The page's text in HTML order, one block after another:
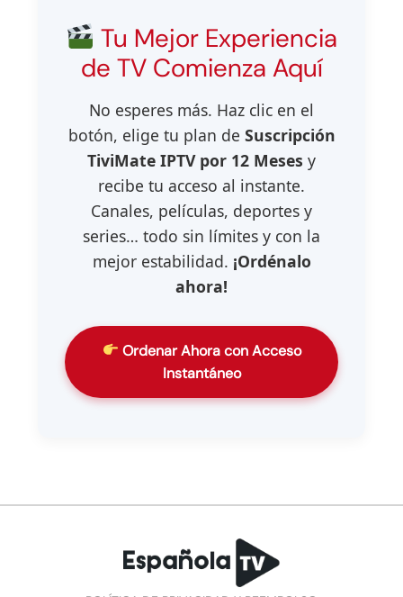
Tu Mejor Experiencia
de TV Comienza Aquí
No esperes más. Haz clic en el
botón, elige tu plan de Suscripción
TiviMate IPTV por 12 Meses y
recibe tu acceso al instante.
Canales, películas, deportes y
series… todo sin límites y con la
mejor estabilidad. ¡Ordénalo
ahora!
Ordenar Ahora con Acceso
Instantáneo